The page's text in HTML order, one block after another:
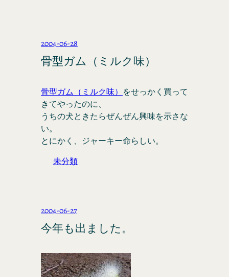
2004-06-28
骨型ガム（ミルク味）
骨型ガム（ミルク味） をせっかく買って
きてやったのに、
うちの犬ときたらぜんぜん興味を示さな
い。
とにかく、ジャーキー命らしい。
未分類
2004-06-27
今年も出ました。